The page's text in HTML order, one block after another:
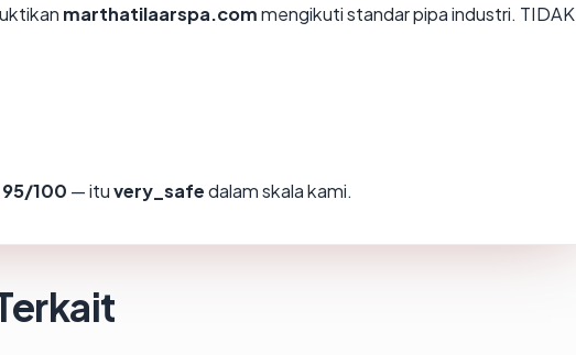
marthatilaarspa.commengikuti standar pipa industri. TIDAK
95/100 — ituvery_safedalam skala kami.